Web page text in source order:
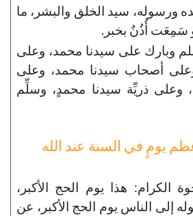
ورسوله، سيد الخلق والبشر، ما
سَمِعَت أُذُنٌ بخبر.
وبارك على سيدنا محمد، وعلى
أصحاب سيدنا محمد، وعلى
وعلى ذريِّة سيدنا محمدٍ، وسلِّم
يومٍ في السنة عند الله
الكرام: هذا يوم الحج الأكبر،
إلى الناس يوم الحج الأكبر، عن